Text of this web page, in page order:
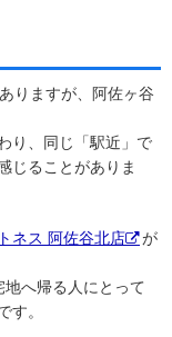
りますが、阿佐ヶ谷
り、同じ「駅近」で
じることがありま
ネス 阿佐谷北店
が
へ帰る人にとって
す。